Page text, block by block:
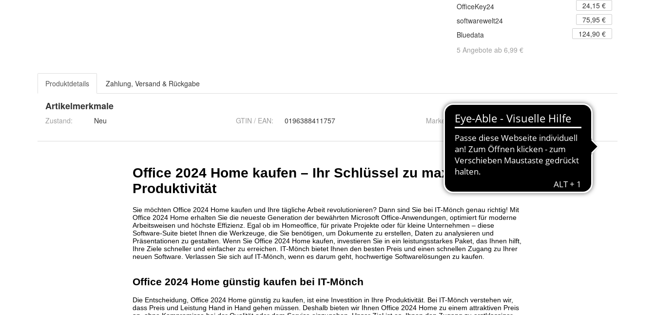
OfficeKey24
24,15 €
softwarewelt24
75,95 €
Bluedata
124,90 €
5 Angebote ab 6,99 €
Produktdetails Zahlung, Versand & Rückgabe
Artikelmerkmale
Zustand: Neu GTIN / EAN: 0196388411757 Marke: Microsoft